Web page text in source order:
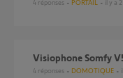
4 réponses PORTAIL il y a
Visiophone Somfy
4 réponses DOMOTIQUE